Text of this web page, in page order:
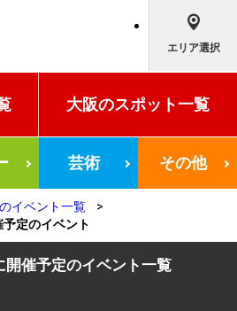
エリア選択
大阪のスポット一覧
芸術 その他
イベント一覧
定のイベント
催予定のイベント一覧